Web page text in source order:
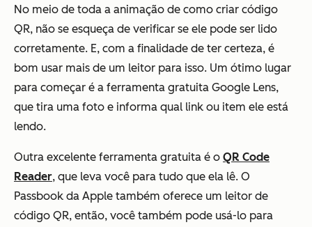
No meio de toda a animação de como criar código
QR, não se esqueça de verificar se ele pode ser lido
corretamente. E, com a finalidade de ter certeza, é
bom usar mais de um leitor para isso. Um ótimo lugar
para começar é a ferramenta gratuita Google Lens,
que tira uma foto e informa qual link ou item ele está
lendo.
Outra excelente ferramenta gratuita é o QR Code
Reader, que leva você para tudo que ela lê. O
Passbook da Apple também oferece um leitor de
código QR, então, você também pode usá-lo para